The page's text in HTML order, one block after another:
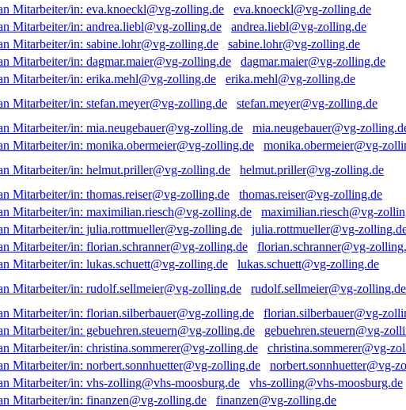
eva.knoeckl@vg-zolling.de
andrea.liebl@vg-zolling.de
sabine.lohr@vg-zolling.de
dagmar.maier@vg-zolling.de
erika.mehl@vg-zolling.de
stefan.meyer@vg-zolling.de
mia.neugebauer@vg-
monika.obermeier@vg-
helmut.priller@vg-zolling.de
thomas.reiser@vg-zolling.de
maximilian.riesch@vg-
julia.rottmueller@vg-
florian.schranner@vg-
lukas.schuett@vg-zolling.de
rudolf.sellmeier@vg-zolling.de
florian.silberbauer@vg-
gebuehren.steuern@vg-
christina.sommerer@vg-
norbert.sonnhuetter@vg-
vhs-zolling@vhs-moosburg.de
finanzen@vg-zolling.de